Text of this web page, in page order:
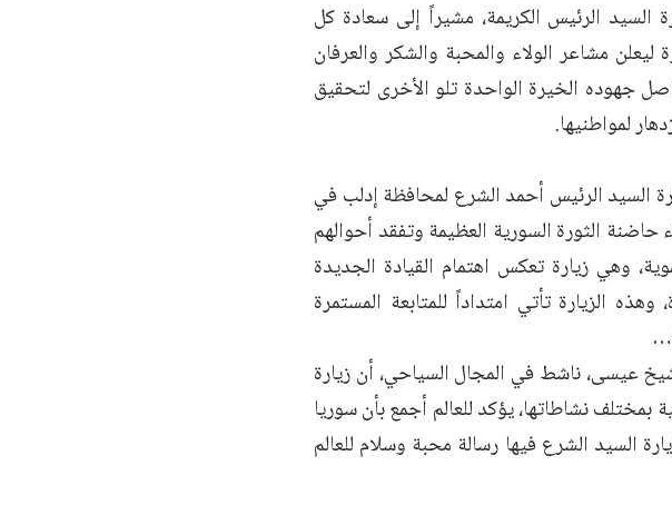
الرئيس الكريمة، مشيراً إلى سعادة كل
مشاعر الولاء والمحبة والشكر والعرفان
جهوده الخيرة الواحدة تلو الأخرى لتحقيق
لمواطنيها.
السيد الرئيس أحمد الشرع لمحافظة إدلب في
حاضنة الثورة السورية العظيمة وتفقد أحوالهم
وهي زيارة تعكس اهتمام القيادة الجديدة
الزيارة تأتي امتداداً للمتابعة المستمرة
عيسى، ناشط في المجال السياحي، أن زيارة
نشاطاتها، يؤكد للعالم أجمع بأن سوريا
السيد الشرع فيها رسالة محبة وسلام للعالم